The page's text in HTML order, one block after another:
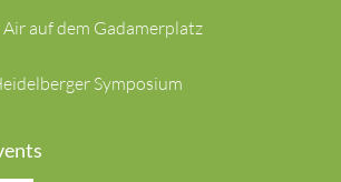
auf dem Gadamerplatz
Symposium